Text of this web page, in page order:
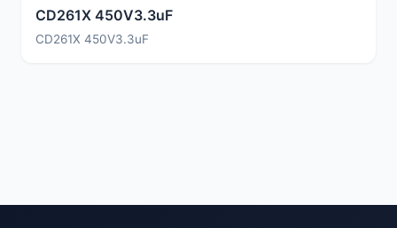
CD261X 450V3.3uF
CD261X 450V3.3uF